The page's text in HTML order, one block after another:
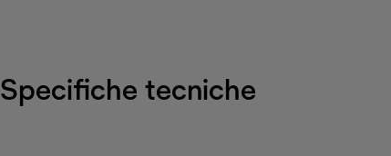
Specifiche tecniche